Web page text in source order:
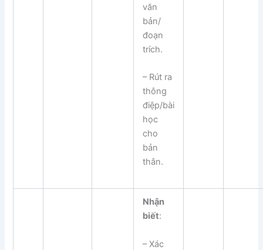
văn
bản/
đoạn
trích.
– Rút ra
thông
điệp/bài
học
cho
bản
thân.
Nhận
biết:
– Xác